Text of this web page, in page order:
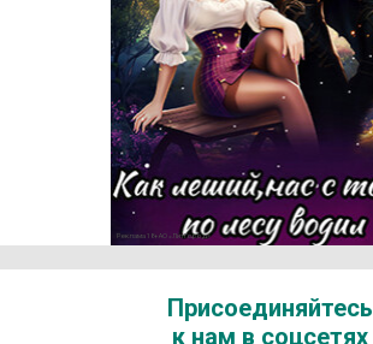
Присоединяйтесь
к нам в соцсетях
Реклама 18+ АО «ЛитГород»